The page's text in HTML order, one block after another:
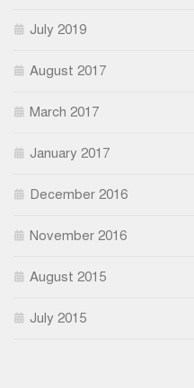
July 2019
August 2017
March 2017
January 2017
December 2016
November 2016
August 2015
July 2015